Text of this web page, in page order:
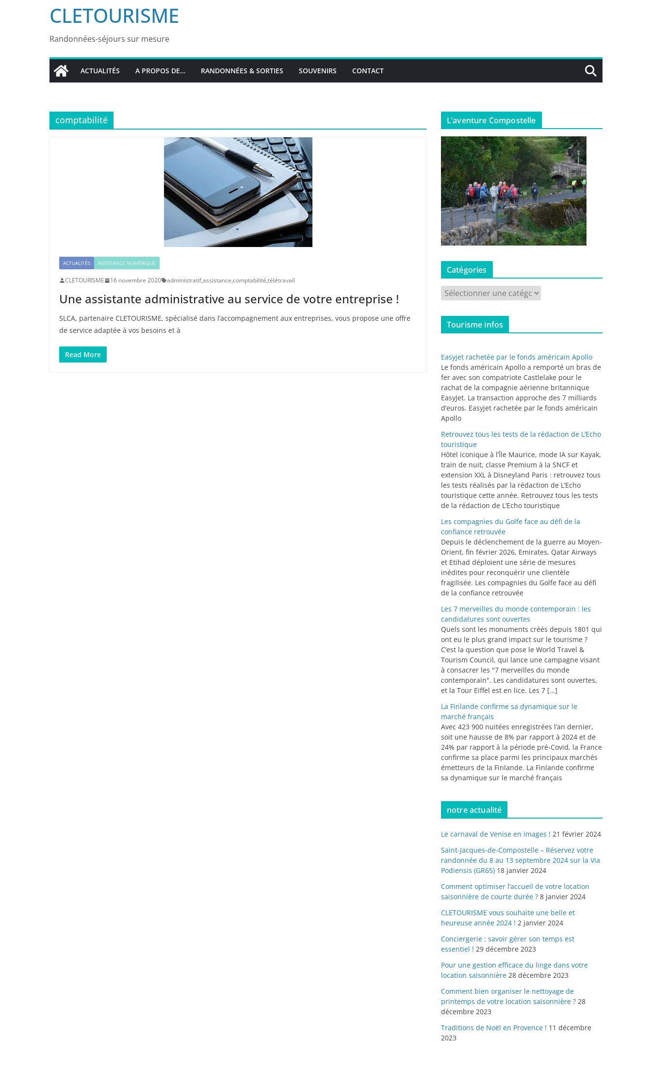
CLETOURISME
Randonnées-séjours sur mesure
ACTUALITÉS A PROPOS DE… RANDONNÉES & SORTIES SOUVENIRS CONTACT
comptabilité
ACTUALITÉS ASSISTANCE NUMÉRIQUE
CLETOURISME 16 novembre 2020 administratif,assistance,comptabilité,télétravail
Une assistante administrative au service de votre entreprise !
SLCA, partenaire CLETOURISME, spécialisé dans l’accompagnement aux entreprises, vous propose une offre
de service adaptée à vos besoins et à
Read More
L’aventure Compostelle
Catégories
a
t
r
i
e
s
Tourisme infos
Easyjet rachetée par le fonds américain Apollo
Le fonds américain Apollo a remporté un bras de
fer avec son compatriote Castlelake pour le
rachat de la compagnie aérienne britannique
EasyJet. La transaction approche des 7 milliards
d’euros. Easyjet rachetée par le fonds américain
Apollo
Retrouvez tous les tests de la rédaction de L’Echo
touristique
Hôtel iconique à l’Île Maurice, mode IA sur Kayak,
train de nuit, classe Premium à la SNCF et
extension XXL à Disneyland Paris : retrouvez tous
les tests réalisés par la rédaction de L’Echo
touristique cette année. Retrouvez tous les tests
de la rédaction de L’Echo touristique
Les compagnies du Golfe face au défi de la
confiance retrouvée
Depuis le déclenchement de la guerre au Moyen-
Orient, fin février 2026, Emirates, Qatar Airways
et Etihad déploient une série de mesures
inédites pour reconquérir une clientèle
fragilisée. Les compagnies du Golfe face au défi
de la confiance retrouvée
Les 7 merveilles du monde contemporain : les
candidatures sont ouvertes
Quels sont les monuments créés depuis 1801 qui
ont eu le plus grand impact sur le tourisme ?
C’est la question que pose le World Travel &
Tourism Council, qui lance une campagne visant
à consacrer les "7 merveilles du monde
contemporain". Les candidatures sont ouvertes,
et la Tour Eiffel est en lice. Les 7 […]
La Finlande confirme sa dynamique sur le
marché français
Avec 423 900 nuitées enregistrées l’an dernier,
soit une hausse de 8% par rapport à 2024 et de
24% par rapport à la période pré-Covid, la France
confirme sa place parmi les principaux marchés
émetteurs de la Finlande. La Finlande confirme
sa dynamique sur le marché français
notre actualité
Le carnaval de Venise en images ! 21 février 2024
Saint-Jacques-de-Compostelle – Réservez votre
randonnée du 8 au 13 septembre 2024 sur la Via
Podiensis (GR65) 18 janvier 2024
Comment optimiser l’accueil de votre location
saisonnière de courte durée ? 8 janvier 2024
CLETOURISME vous souhaite une belle et
heureuse année 2024 ! 2 janvier 2024
Conciergerie : savoir gérer son temps est
essentiel ! 29 décembre 2023
Pour une gestion efficace du linge dans votre
location saisonnière 28 décembre 2023
Comment bien organiser le nettoyage de
printemps de votre location saisonnière ? 28
décembre 2023
Traditions de Noël en Provence ! 11 décembre
2023